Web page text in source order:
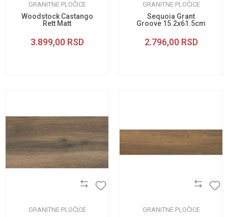
GRANITNE PLOČICE
Woodstock Castango
Rett Matt
3.899,00 RSD
GRANITNE PLOČICE
Sequoia Grant
Groove 15.2x61.5cm
2.796,00 RSD
GRANITNE PLOČICE GRANITNE PLOČICE